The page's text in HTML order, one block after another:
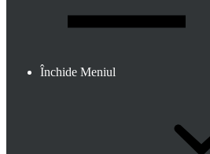
Închide Meniul